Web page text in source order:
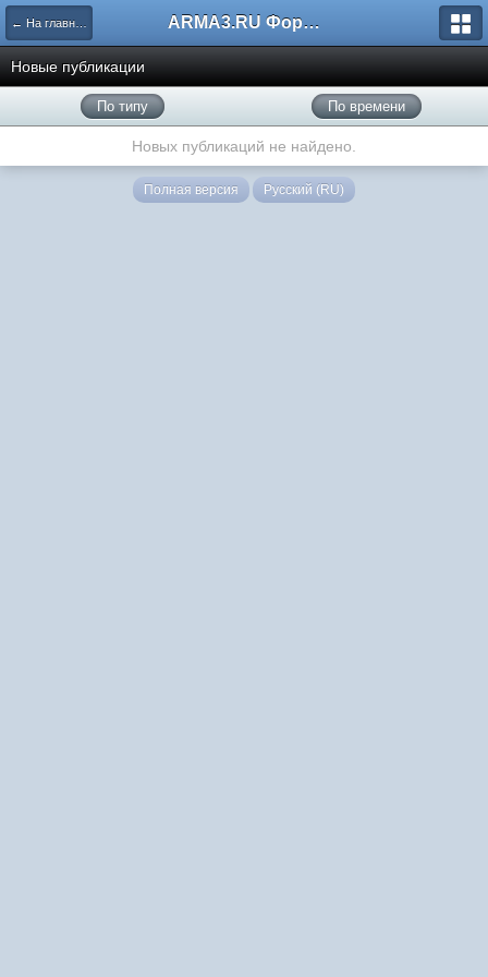
← На главную ARMA3.RU Форум
Новые публикации
По типу По времени
Новых публикаций не найдено.
Полная версия Русский (RU)